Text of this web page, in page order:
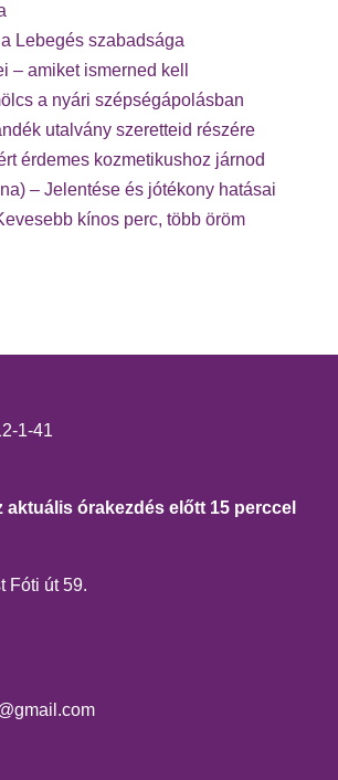
Lebegés szabadsága
– amiket ismerned kell
a nyári szépségápolásban
utalvány szeretteid részére
érdemes kozmetikushoz járnod
– Jelentése és jótékony hatásai
kínos perc, több öröm
1-41
órakezdés előtt 15 perccel
Fóti út 59.